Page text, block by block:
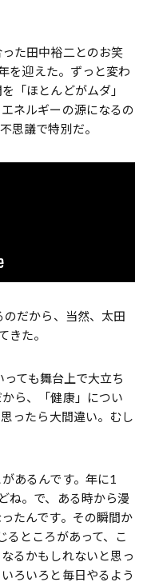
た田中裕二とのお笑
を迎えた。ずっと変わ
「ほとんどがムダ」
ネルギーの源になるの
思議で特別だ。
だから、当然、太田
きた。
ても舞台上で大立ち
ら、「健康」につい
思ったら大間違い。むし
あるんです。年に1
ね。で、ある時から漫
たんです。その瞬間か
るところがあって、こ
るかもしれないと思っ
ろいろと毎日やるよう